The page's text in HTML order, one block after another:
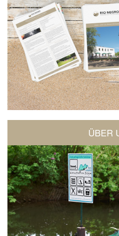
ÜBER